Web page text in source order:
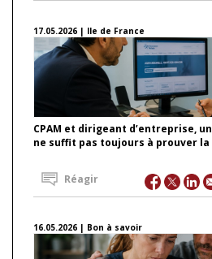
17.05.2026 | Ile de France
CPAM et dirigeant d’entreprise,
ne suffit pas toujours à prouver
Réagir
16.05.2026 | Bon à savoir